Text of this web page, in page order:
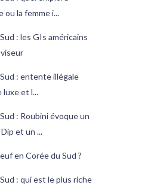
ou la femme i...
: les GIs américains
: entente illégale
luxe et l...
: Roubini évoque un
et un ...
en Corée du Sud ?
: qui est le plus riche